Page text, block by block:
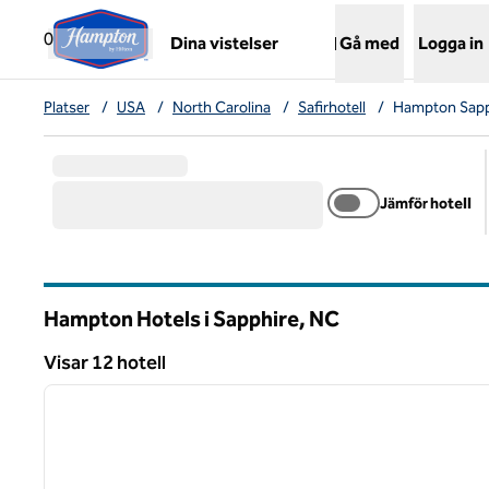
Gå vidare till innehållet
0
Dina vistelser Gå med Logga in
Platser / USA / North Carolina / Safirhotell / Hampton
Jämför hotell
Hampton Hotels i Sapphire, NC
Visar 12 hotell
Visar 12 hotell
1 av 12